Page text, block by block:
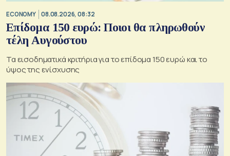
ECONOMY 08.08.2026, 08:32
Επίδομα 150 ευρώ: Ποιοι θα πληρωθούν
τέλη Αυγούστου
Τα εισοδηματικά κριτήρια για το επίδομα 150 ευρώ και το
ύψος της ενίσχυσης